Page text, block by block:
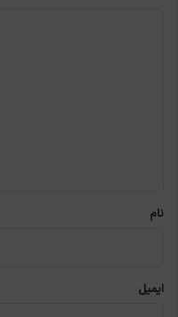
نام
ایمیل